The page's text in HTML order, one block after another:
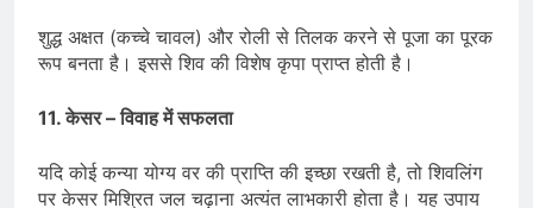
शुद्ध अक्षत (कच्चे चावल) और रोली से तिलक करने से पूजा का पूरक
रूप बनता है। इससे शिव की विशेष कृपा प्राप्त होती है।
11. केसर – विवाह में सफलता
यदि कोई कन्या योग्य वर की प्राप्ति की इच्छा रखती है, तो शिवलिंग
पर केसर मिश्रित जल चढ़ाना अत्यंत लाभकारी होता है। यह उपाय